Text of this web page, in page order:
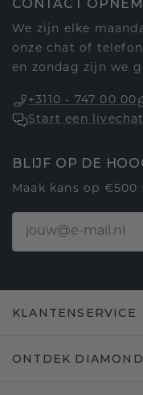
CONTACT
We zijn elke
onze chat of
en zondag zijn we
+3110 - 747 00 00
Start een livechat
BLIJF OP DE
Maak kans op €500
KLANTENSERVICE
ONTDEK